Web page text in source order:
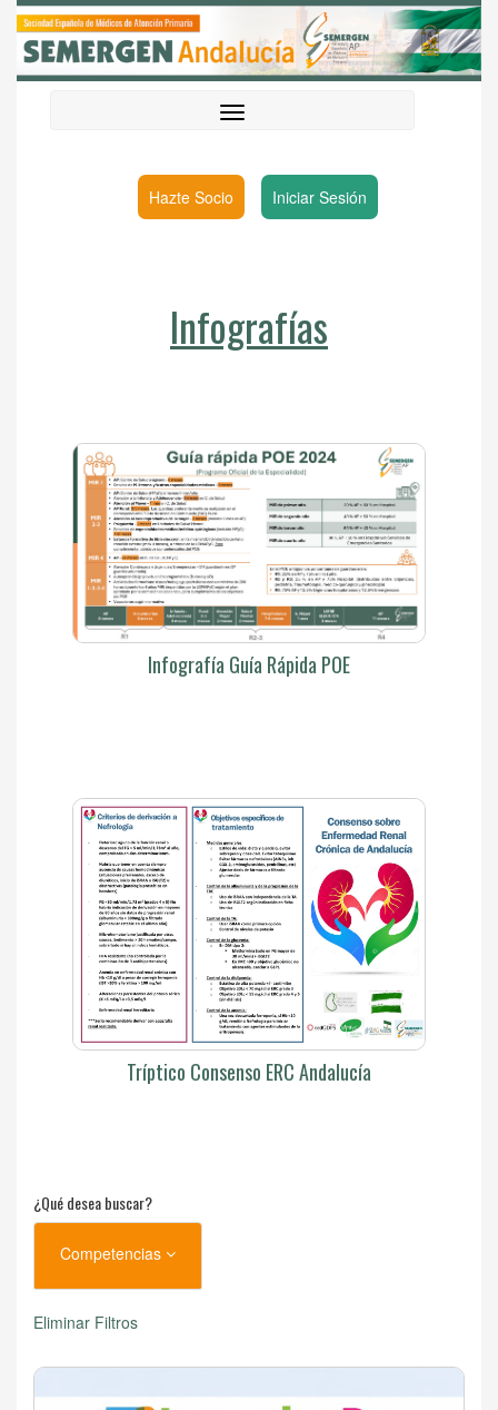
Hazte Socio Iniciar Sesión
Infografías
Infografía Guía Rápida POE
Tríptico Consenso ERC Andalucía
¿Qué desea buscar?
Competencias
Eliminar Filtros